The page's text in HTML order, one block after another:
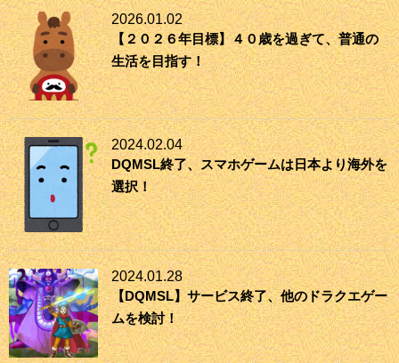
2026.01.02
【２０２６年目標】４０歳を過ぎて、普通の
生活を目指す！
2024.02.04
DQMSL終了、スマホゲームは日本より海外を
選択！
2024.01.28
【DQMSL】サービス終了、他のドラクエゲー
ムを検討！